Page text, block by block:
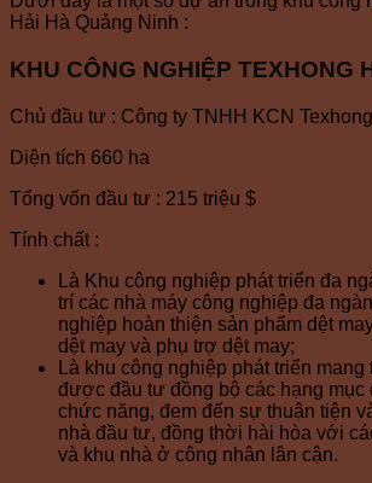
Hải Hà Quảng Ninh :
KHU CÔNG NGHIỆP TEXHONG
Chủ đầu tư : Công ty TNHH KCN
Diện tích 660 ha
Tổng vốn đầu tư : 215 triệu $
Tính chất :
Là Khu công nghiệp phát triển đa
trí các nhà máy công nghiệp đa
nghiệp hoàn thiện sản phẩm dệt
dệt may và phụ trợ dệt may;
Là khu công nghiệp phát triển
được đầu tư đồng bộ các hạng mục
chức năng, đem đến sự thuận tiện
nhà đầu tư, đồng thời hài hòa với
và khu nhà ở công nhân lân cận.